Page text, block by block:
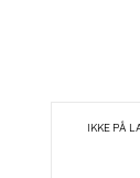
IKKE PÅ